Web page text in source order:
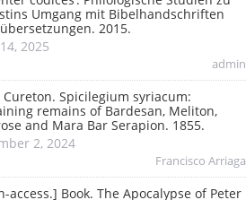
Umgang mit Bibelhandschriften
2015.
2025
admin
Cureton. Spicilegium syriacum:
remains of Bardesan, Meliton,
and Mara Bar Serapion. 1855.
2, 2024
Francisco Arriaga
access.] Book. The Apocalypse of Peter